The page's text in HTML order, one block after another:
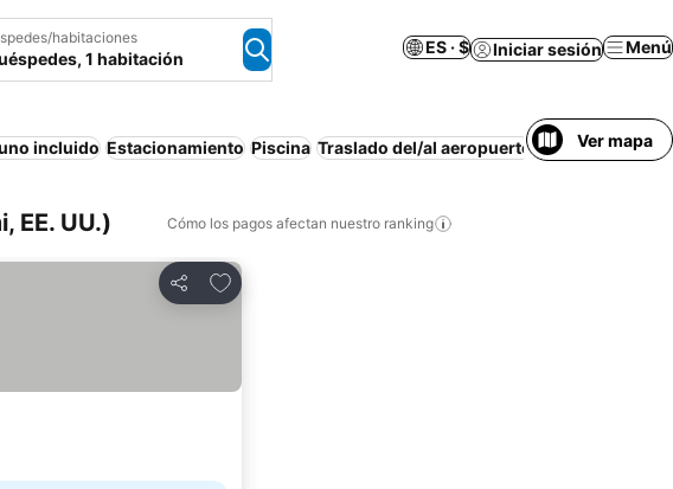
habitaciones
1 habitación
ES · $ Iniciar sesión Menú
incluido Estacionamiento Piscina Traslado del/al aeropuerto Cancelación
Ver mapa
EE. UU.) Cómo los pagos afectan nuestro ranking
Compartir
Agregar a favoritos